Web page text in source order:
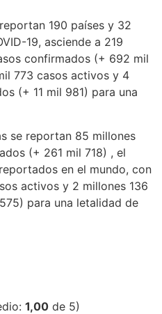
190 países y 32
19, asciende a 219
confirmados (+ 692 mil
773 casos activos y 4
(+ 11 mil 981) para una
se reportan 85 millones
(+ 261 mil 718) , el
en el mundo, con
activos y 2 millones 136
para una letalidad de
1,00 de 5)